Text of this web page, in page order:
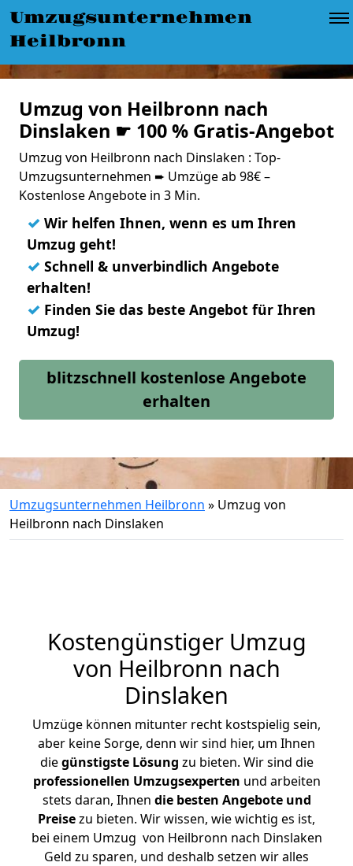
Umzugsunternehmen
Heilbronn
Umzug von Heilbronn nach
Dinslaken ☛ 100 % Gratis-Angebot
Umzug von Heilbronn nach Dinslaken : Top-
Umzugsunternehmen ➨ Umzüge ab 98€ –
Kostenlose Angebote in 3 Min.
✓ Wir helfen Ihnen, wenn es um Ihren
Umzug geht!
✓ Schnell & unverbindlich Angebote
erhalten!
✓ Finden Sie das beste Angebot für Ihren
Umzug!
blitzschnell kostenlose Angebote
erhalten
Umzugsunternehmen Heilbronn » Umzug von
Heilbronn nach Dinslaken
Kostengünstiger Umzug
von Heilbronn nach
Dinslaken
Umzüge können mitunter recht kostspielig sein,
aber keine Sorge, denn wir sind hier, um Ihnen
diegünstigste Lösung zu bieten. Wir sind die
professionellen Umzugsexperten und arbeiten
stets daran, Ihnen die besten Angebote und
Preisezu bieten. Wir wissen, wie wichtig es ist,
bei einem Umzug von Heilbronn nach Dinslaken
Geld zu sparen, und deshalb setzen wir alles